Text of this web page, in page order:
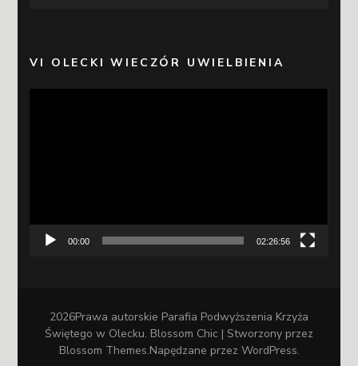
VI OLECKI WIECZÓR UWIELBIENIA
00:00 02:26:56
2026Prawa autorskie Parafia Podwyższenia Krzyża
Świętego w Olecku. Blossom Chic | Stworzony przez
Blossom Themes.Napędzane przez WordPress.